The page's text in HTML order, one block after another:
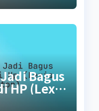
Bagus
HP (Lexis